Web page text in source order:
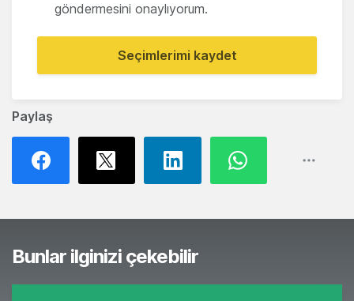
Paylaş
göndermesini onaylıyorum.
Seçimlerimi kaydet
Bunlar ilginizi çekebilir